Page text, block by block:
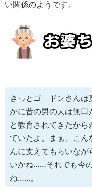
い関係のようです。
きっとゴードンさん
かに昔の男の人は無口
と教育されてきたか
ていたよ。まぁ、こん
んに支えてもらいな
いかね……それでも今
ね……。